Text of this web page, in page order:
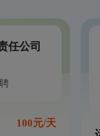
任公司
100元/天